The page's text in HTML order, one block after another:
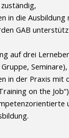
in die Ausbildung
GAB
auf drei
Seminare),
in der Praxis mit
on the